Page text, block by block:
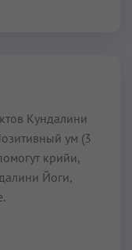
Кундалини
ум (3
крийи,
Йоги,